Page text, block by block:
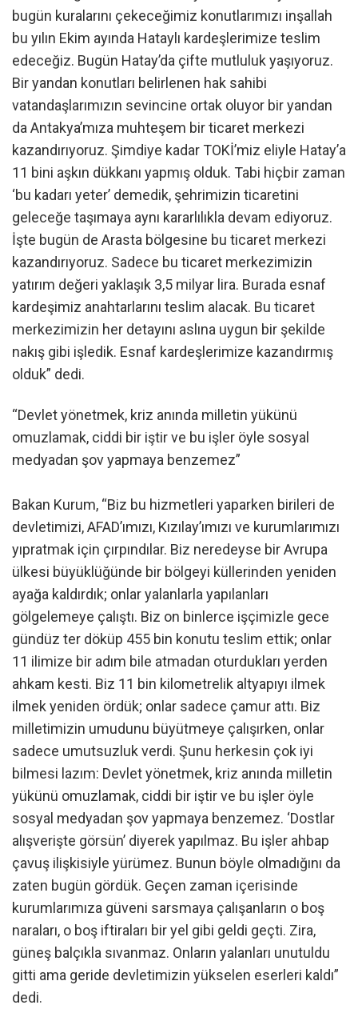
bugün kuralarını çekeceğimiz konutlarımızı inşallah
bu yılın Ekim ayında Hataylı kardeşlerimize teslim
edeceğiz. Bugün Hatay’da çifte mutluluk yaşıyoruz.
Bir yandan konutları belirlenen hak sahibi
vatandaşlarımızın sevincine ortak oluyor bir yandan
da Antakya’mıza muhteşem bir ticaret merkezi
kazandırıyoruz. Şimdiye kadar TOKİ’miz eliyle Hatay’a
11 bini aşkın dükkanı yapmış olduk. Tabi hiçbir zaman
‘bu kadarı yeter’ demedik, şehrimizin ticaretini
geleceğe taşımaya aynı kararlılıkla devam ediyoruz.
İşte bugün de Arasta bölgesine bu ticaret merkezi
kazandırıyoruz. Sadece bu ticaret merkezimizin
yatırım değeri yaklaşık 3,5 milyar lira. Burada esnaf
kardeşimiz anahtarlarını teslim alacak. Bu ticaret
merkezimizin her detayını aslına uygun bir şekilde
nakış gibi işledik. Esnaf kardeşlerimize kazandırmış
olduk” dedi.
“Devlet yönetmek, kriz anında milletin yükünü
omuzlamak, ciddi bir iştir ve bu işler öyle sosyal
medyadan şov yapmaya benzemez”
Bakan Kurum, “Biz bu hizmetleri yaparken birileri de
devletimizi, AFAD’ımızı, Kızılay’ımızı ve kurumlarımızı
yıpratmak için çırpındılar. Biz neredeyse bir Avrupa
ülkesi büyüklüğünde bir bölgeyi küllerinden yeniden
ayağa kaldırdık; onlar yalanlarla yapılanları
gölgelemeye çalıştı. Biz on binlerce işçimizle gece
gündüz ter döküp 455 bin konutu teslim ettik; onlar
11 ilimize bir adım bile atmadan oturdukları yerden
ahkam kesti. Biz 11 bin kilometrelik altyapıyı ilmek
ilmek yeniden ördük; onlar sadece çamur attı. Biz
milletimizin umudunu büyütmeye çalışırken, onlar
sadece umutsuzluk verdi. Şunu herkesin çok iyi
bilmesi lazım: Devlet yönetmek, kriz anında milletin
yükünü omuzlamak, ciddi bir iştir ve bu işler öyle
sosyal medyadan şov yapmaya benzemez. ‘Dostlar
alışverişte görsün’ diyerek yapılmaz. Bu işler ahbap
çavuş ilişkisiyle yürümez. Bunun böyle olmadığını da
zaten bugün gördük. Geçen zaman içerisinde
kurumlarımıza güveni sarsmaya çalışanların o boş
naraları, o boş iftiraları bir yel gibi geldi geçti. Zira,
güneş balçıkla sıvanmaz. Onların yalanları unutuldu
gitti ama geride devletimizin yükselen eserleri kaldı”
dedi.